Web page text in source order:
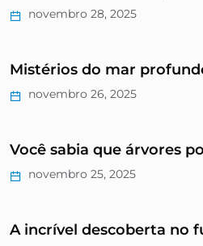
novembro 28, 2025
Mistérios do mar
novembro 26, 2025
Você sabia que árvores
novembro 25, 2025
A incrível descoberta no